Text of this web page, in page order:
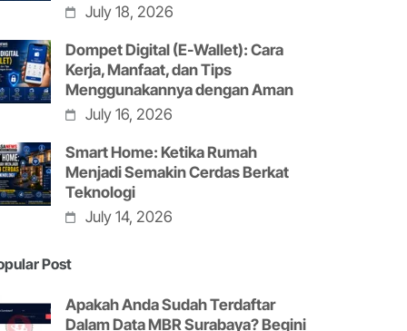
July 18, 2026
Dompet Digital (E-Wallet): Cara
Kerja, Manfaat, dan Tips
Menggunakannya dengan Aman
July 16, 2026
Smart Home: Ketika Rumah
Menjadi Semakin Cerdas Berkat
Teknologi
July 14, 2026
Post
Apakah Anda Sudah Terdaftar
Dalam Data MBR Surabaya? Begini